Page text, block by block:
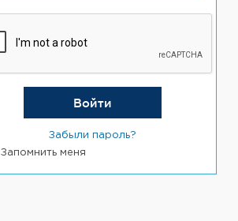
Забыли пароль?
Запомнить меня